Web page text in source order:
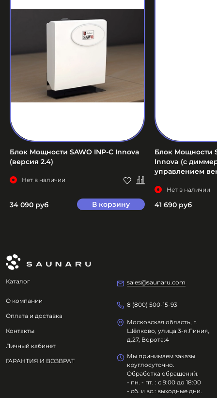
Блок Мощности SAWO INP-C Innova
(версия 2.4)
Нет в наличии
34 090 руб В корзину
Блок Мощности
Innova (c
управлением
Нет в наличии
41 690 руб
Каталог
О компании
Оплата и доставка
Контакты
Личный кабинет
ГАРАНТИЯ И ВОЗВРАТ
sales@saunaru.com
8 (800) 500-15-93
Московская область, г.
Щёлково, улица 3-я Линия,
д.27, Ворота:4
Мы принимаем заказы
круглосуточно.
Обработка обращений:
- пн. - пт. : с 9:00 до 18:00
- сб. и вс.: выходные дни.